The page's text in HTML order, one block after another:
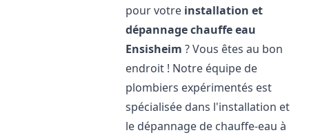
pour votre installation et
dépannage chauffe eau
Ensisheim ? Vous êtes au bon
endroit ! Notre équipe de
plombiers expérimentés est
spécialisée dans l'installation et
le dépannage de chauffe-eau à